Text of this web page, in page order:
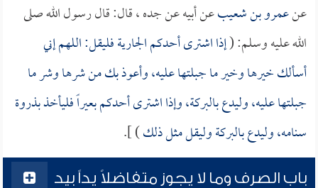
عنعمرو بن شعيبعن أبيه عن جده ، قال: قال رسول الله صلى
الله عليه وسلم: (إذا اشترى أحدكم الجارية فليقل: اللهم إني
أسألك خيرها وخير ما جبلتها عليه، وأعوذ بك من شرها وشر ما
جبلتها عليه، وليدع بالبركة، وإذا اشترى أحدكم بعيراً فليأخذ بذروة
سنامه، وليدع بالبركة وليقل مثل ذلك) ].
باب الصرف وما لا يجوز متفاضلاً يداً بيد